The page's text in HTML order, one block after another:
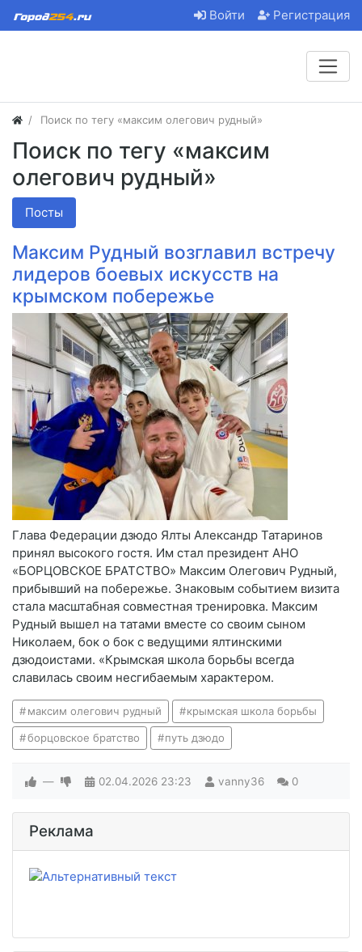
Войти Регистрация
Поиск по тегу «максим олегович рудный»
Поиск по тегу «максим
олегович рудный»
Посты
Максим Рудный возглавил встречу
лидеров боевых искусств на
крымском побережье
Глава Федерации дзюдо Ялты Александр Татаринов
принял высокого гостя. Им стал президент АНО
«БОРЦОВСКОЕ БРАТСТВО» Максим Олегович Рудный,
прибывший на побережье. Знаковым событием визита
стала масштабная совместная тренировка. Максим
Рудный вышел на татами вместе со своим сыном
Николаем, бок о бок с ведущими ялтинскими
дзюдоистами. «Крымская школа борьбы всегда
славилась своим несгибаемым характером.
максим олегович рудный крымская школа борьбы
борцовское братство путь дзюдо
— 02.04.2026 23:23 vanny36 0
Реклама